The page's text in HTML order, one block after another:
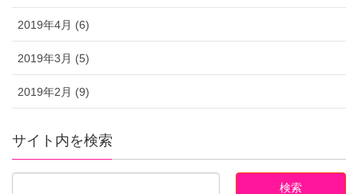
2019年4月 (6)
2019年3月 (5)
2019年2月 (9)
サイト内を検索